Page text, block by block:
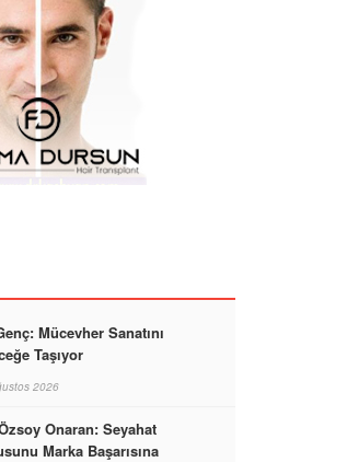
Mücevher Sanatını
Taşıyor
2026
Onaran: Seyahat
Marka Başarısına